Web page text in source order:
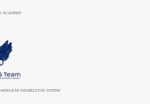
ACADEMY
EXOSKELETON SYSTEM